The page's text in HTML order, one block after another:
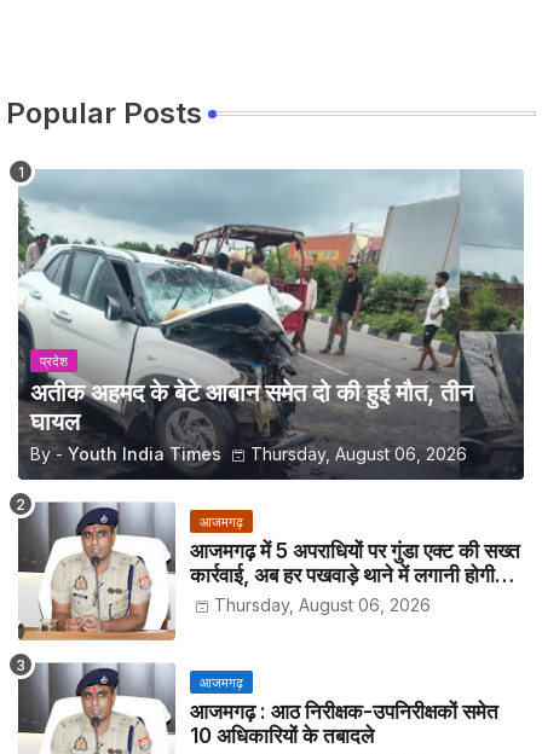
Popular Posts
प्रदेश
अतीक अहमद के बेटे आबान समेत दो की हुई मौत, तीन
घायल
By - Youth India Times Thursday, August 06, 2026
आजमगढ़
आजमगढ़ में 5 अपराधियों पर गुंडा एक्ट की सख्त
कार्रवाई, अब हर पखवाड़े थाने में लगानी होगी
हाजिरीThursday, August 06, 2026
आजमगढ़
आजमगढ़ : आठ निरीक्षक-उपनिरीक्षकों समेत
10 अधिकारियों के तबादले